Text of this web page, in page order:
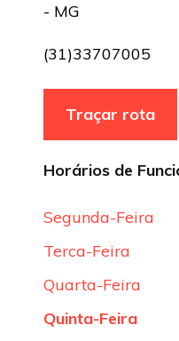
- MG
(31)33707005
Traçar rota
Horários de
Segunda-Feira
Terca-Feira
Quarta-Feira
Quinta-Feira